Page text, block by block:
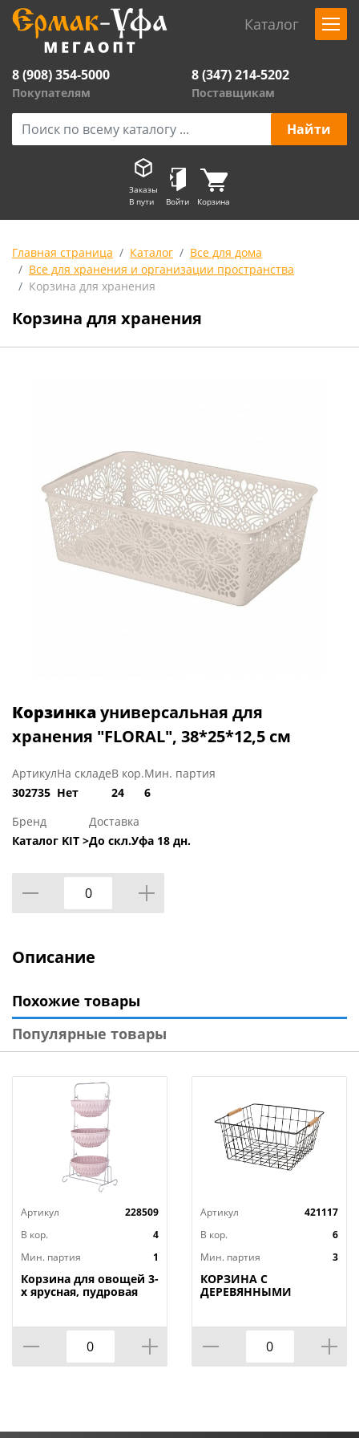
Каталог
8 (908) 354-5000
Покупателям
8 (347) 214-5202
Поставщикам
Заказы
В пути
Войти Корзина
Главная страница Каталог
Все для дома
Все для хранения и организации пространства
Корзина для хранения
Корзина для хранения
Корзинкауниверсальная для
хранения "FLORAL", 38*25*12,5 см
Артикул
302735
На складе
Нет
В кор.
24
Мин. партия
6
Бренд
Каталог KIT >
Доставка
До скл.Уфа 18 дн.
Описание
Похожие товары
Популярные товары
Артикул
228509
В кор.
4
Мин. партия
1
Корзина для овощей 3-
х ярусная, пудровая
Артикул
421117
В кор.
6
Мин. партия
3
КОРЗИНА С
ДЕРЕВЯННЫМИ
(КОР=12ШТ)